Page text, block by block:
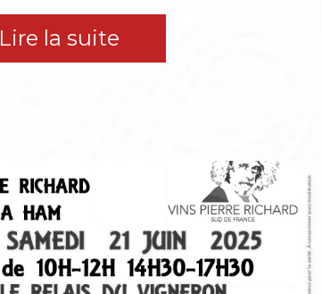
Lire la suite